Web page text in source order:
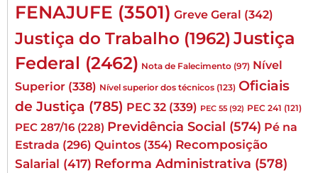
FENAJUFE (3501) Greve Geral (342)
Justiça do Trabalho (1962) Justiça
Federal (2462) Nota de Falecimento (97) Nível
Superior (338) Nível superior dos técnicos (123) Oficiais
de Justiça (785) PEC 32 (339) PEC 55 (92) PEC 241 (121)
PEC 287/16 (228) Previdência Social (574) Pé na
Estrada (296) Quintos (354) Recomposição
Salarial (417) Reforma Administrativa (578)